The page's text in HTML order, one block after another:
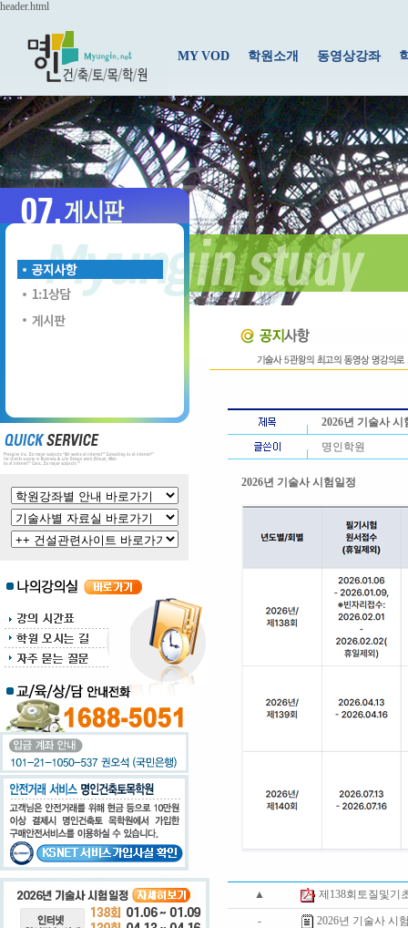
header.html
MY VOD 학원소개 동영상강좌
2026년 기술사 시
명인학원
2026년 기술사 시험일정
▲ 제138회토질및기
- 2026년 기술사 시